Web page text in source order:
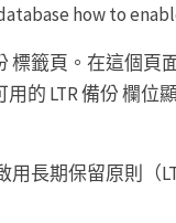
how to
標籤頁。在這個頁
的 LTR 備份 欄
長期保留原則（